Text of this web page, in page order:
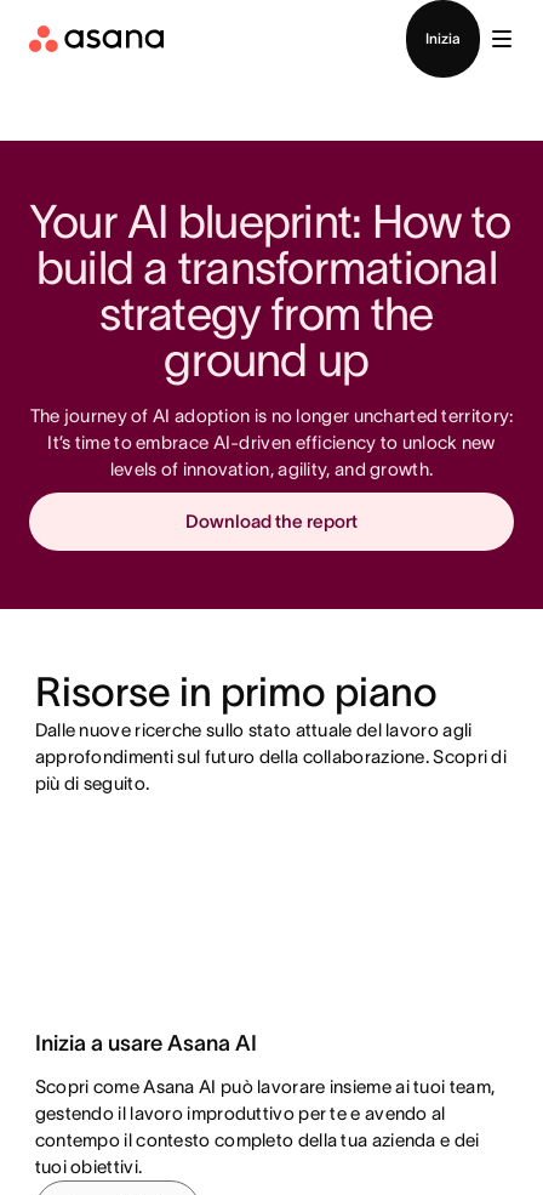
Inizia
Your AI blueprint: How to
build a transformational
strategy from the
ground up
The journey of AI adoption is no longer uncharted territory:
It’s time to embrace AI-driven efficiency to unlock new
levels of innovation, agility, and growth.
Download the report
Risorse in primo piano
Dalle nuove ricerche sullo stato attuale del lavoro agli
approfondimenti sul futuro della collaborazione. Scopri di
più di seguito.
Inizia a usare Asana AI
Scopri come Asana AI può lavorare insieme ai tuoi team,
gestendo il lavoro improduttivo per te e avendo al
contempo il contesto completo della tua azienda e dei
tuoi obiettivi.